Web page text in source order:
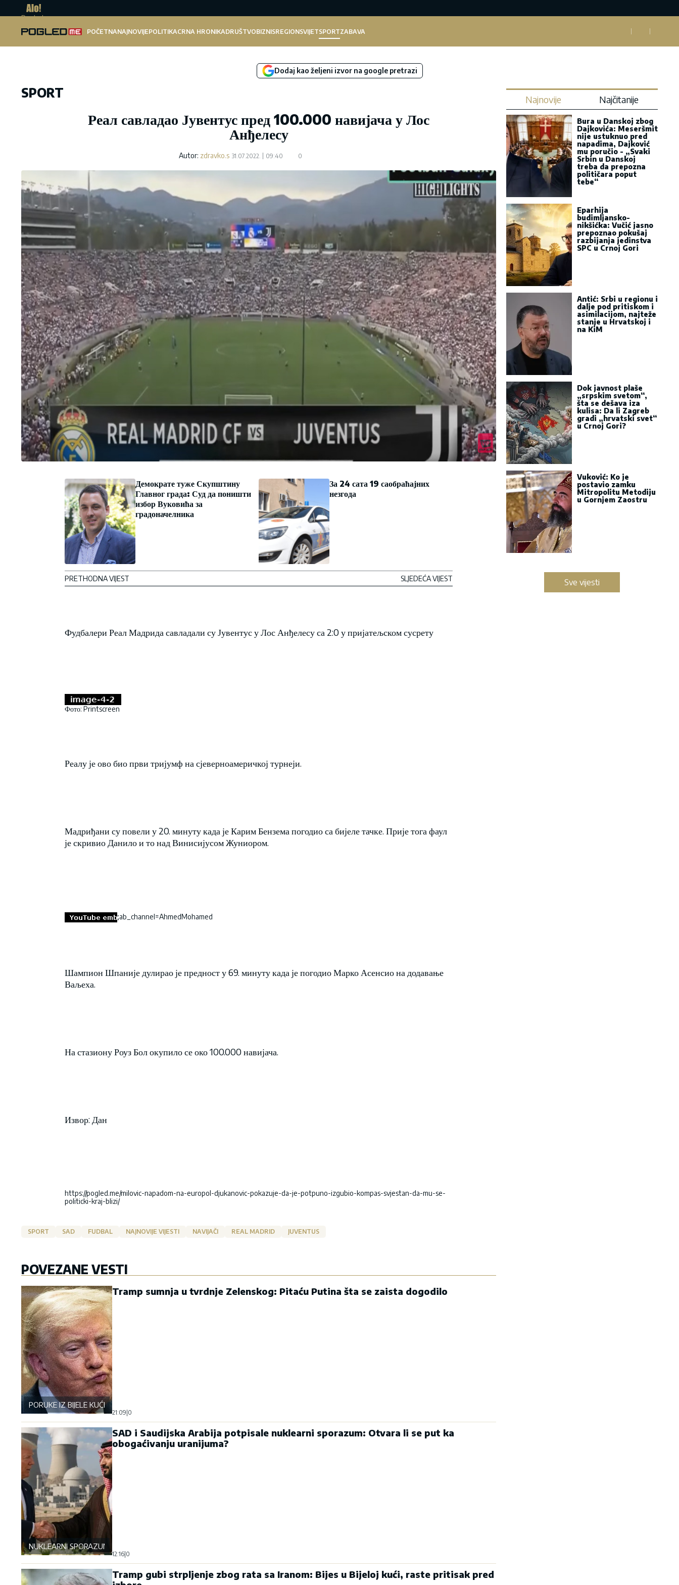
Pogled.me
POČETNANAJNOVIJEPOLITIKACRNA HRONIKADRUŠTVOBIZNISREGIONSVIJETSPORTZABAVA
Dodaj kao željeni izvor na google pretrazi
SPORT
Реал савладао Јувентус пред 100.000 навијача у Лос
Анђелесу
Autor: zdravko.s 31.07.2022. 09:40 0
Демократе туже Скупштину
Главног града: Суд да поништи
избор Вуковића за
градоначелника
PRETHODNA VIJEST
За 24 сата 19 саобраћајних
незгода
SLJEDEĆA VIJEST
Фудбалери Реал Мадрида савладали су Јувентус у Лос Анђелесу са 2:0 у пријатељском сусрету
Фото: Printscreen
Реалу је ово био први тријумф на сјеверноамеричкој турнеји.
Мадриђани су повели у 20. минуту када је Карим Бензема погодио са бијеле тачке. Прије тога фаул
је скривио Данило и то над Винисијусом Жуниором.
;ab_channel=AhmedMohamed
Шампион Шпаније дулирао је предност у 69. минуту када је погодио Марко Асенсио на додавање
Ваљеха.
На стазиону Роуз Бол окупило се око 100.000 навијача.
Извор: Дан
https://pogled.me/milovic-napadom-na-europol-djukanovic-pokazuje-da-je-potpuno-izgubio-kompas-svjestan-da-mu-se-
politicki-kraj-blizi/
SPORT SAD FUDBAL NAJNOVIJE VIJESTI NAVIJAČI REAL MADRID JUVENTUS
POVEZANE VESTI
PORUKE IZ BIJELE KUĆE
Tramp sumnja u tvrdnje Zelenskog: Pitaću Putina šta se zaista dogodilo
21:09 0
NUKLEARNI SPORAZUM
SAD i Saudijska Arabija potpisale nuklearni sporazum: Otvara li se put ka
obogaćivanju uranijuma?
12:16 0
Tramp gubi strpljenje zbog rata sa Iranom: Bijes u Bijeloj kući, raste pritisak pred
Najnovije Najčitanije
Bura u Danskoj zbog
Dajkovića: Meseršmit
nije ustuknuo pred
napadima, Dajković
mu poručio - „Svaki
Srbin u Danskoj
treba da prepozna
političara poput
tebe“
Eparhija
budimljansko-
nikšićka: Vučić jasno
prepoznao pokušaj
razbijanja jedinstva
SPC u Crnoj Gori
Antić: Srbi u regionu i
dalje pod pritiskom i
asimilacijom, najteže
stanje u Hrvatskoj i
na KiM
Dok javnost plaše
„srpskim svetom“,
šta se dešava iza
kulisa: Da li Zagreb
gradi „hrvatski svet“
u Crnoj Gori?
Vuković: Ko je
postavio zamku
Mitropolitu Metodiju
u Gornjem Zaostru
Sve vijesti